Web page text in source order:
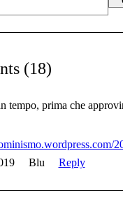
(18)
tempo, prima che
Blu Reply